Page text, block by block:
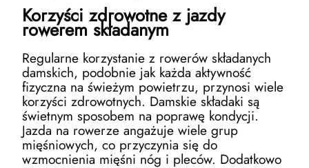
Korzyści zdrowotne z jazdy
rowerem składanym
Regularne korzystanie z rowerów składanych
damskich, podobnie jak każda aktywność
fizyczna na świeżym powietrzu, przynosi wiele
korzyści zdrowotnych. Damskie składaki są
świetnym sposobem na poprawę kondycji.
Jazda na rowerze angażuje wiele grup
mięśniowych, co przyczynia się do
wzmocnienia mięśni nóg i pleców. Dodatkowo